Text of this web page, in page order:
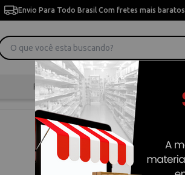
Envio Para Todo Brasil Com fretes mais baratos
Pincéis Desenho
Início > > Bandejas
Bandejas
10% OFF